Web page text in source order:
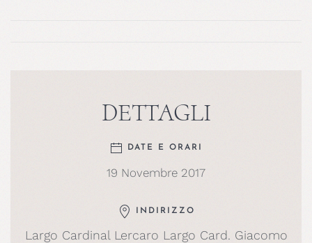
DETTAGLI
DATE E ORARI
19 Novembre 2017
INDIRIZZO
Largo Cardinal Lercaro Largo Card. Giacomo